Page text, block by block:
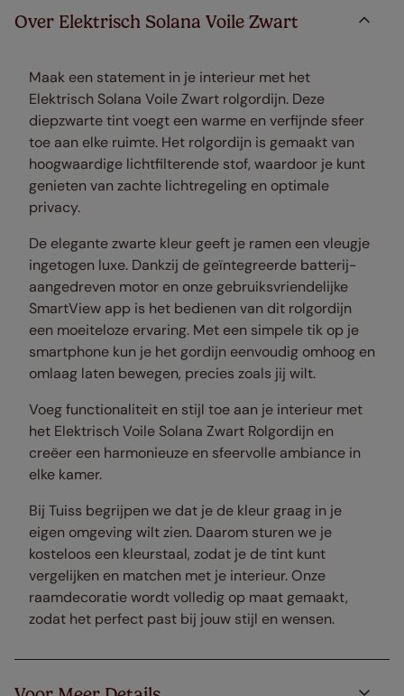
Over Elektrisch Solana Voile Zwart
Maak een statement in je interieur met het
Elektrisch Solana Voile Zwart rolgordijn. Deze
diepzwarte tint voegt een warme en verfijnde sfeer
toe aan elke ruimte. Het rolgordijn is gemaakt van
hoogwaardige lichtfilterende stof, waardoor je kunt
genieten van zachte lichtregeling en optimale
privacy.
De elegante zwarte kleur geeft je ramen een vleugje
ingetogen luxe. Dankzij de geïntegreerde batterij-
aangedreven motor en onze gebruiksvriendelijke
SmartView app is het bedienen van dit rolgordijn
een moeiteloze ervaring. Met een simpele tik op je
smartphone kun je het gordijn eenvoudig omhoog en
omlaag laten bewegen, precies zoals jij wilt.
Voeg functionaliteit en stijl toe aan je interieur met
het Elektrisch Voile Solana Zwart Rolgordijn en
creëer een harmonieuze en sfeervolle ambiance in
elke kamer.
Bij Tuiss begrijpen we dat je de kleur graag in je
eigen omgeving wilt zien. Daarom sturen we je
kosteloos een kleurstaal, zodat je de tint kunt
vergelijken en matchen met je interieur. Onze
raamdecoratie wordt volledig op maat gemaakt,
zodat het perfect past bij jouw stijl en wensen.